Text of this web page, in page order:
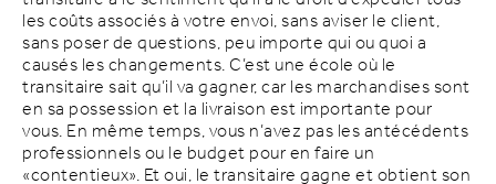
les coûts associés à votre envoi, sans aviser le client,
sans poser de questions, peu importe qui ou quoi a
causés les changements. C’est une école où le
transitaire sait qu’il va gagner, car les marchandises sont
en sa possession et la livraison est importante pour
vous. En même temps, vous n’avez pas les antécédents
professionnels ou le budget pour en faire un
«contentieux». Et oui, le transitaire gagne et obtient son